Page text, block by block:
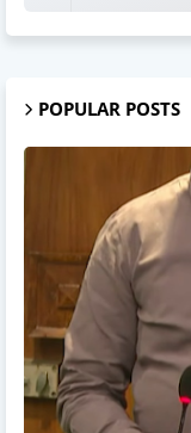
POPULAR POSTS